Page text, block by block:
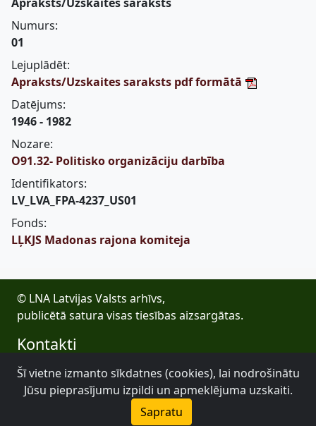
Numurs:
01
Lejuplādēt:
Apraksts/Uzskaites saraksts pdf formātā
Datējums:
1946 - 1982
Nozare:
O91.32- Politisko organizāciju darbība
Identifikators:
LV_LVA_FPA-4237_US01
Fonds:
LĻKJS Madonas rajona komiteja
© LNA Latvijas Valsts arhīvs,
publicētā satura visas tiesības aizsargātas.
Kontakti
E-pasts: lva@arhivi.gov.lv
Tālrunis: +371 20027447
Bezdelīgu 1A, Rīga
Šī vietne izmanto sīkdatnes (cookies), lai nodrošinātu
Jūsu pieprasījumu izpildi un apmeklējuma uzskaiti.
Sapratu